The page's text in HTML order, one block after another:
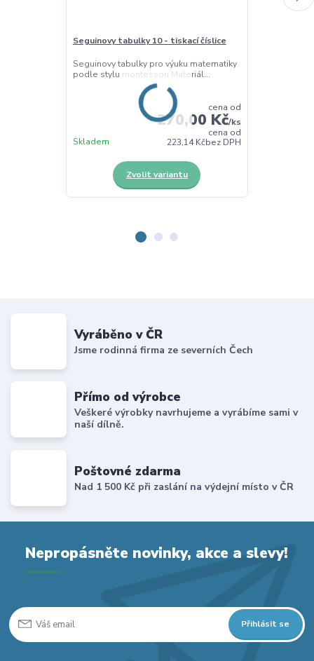
Seguinovy tabulky 10 - tiskací číslice
Seguinovy tabulky pro výuku matematiky
podle stylu montessori Materiál...
cena od
270,00 Kč/ks
cena od
223,14 Kčbez DPH
Skladem
Zvolit variantu
Vyráběno v ČR
Jsme rodinná firma ze severních Čech
Přímo od výrobce
Veškeré výrobky navrhujeme a vyrábíme sami v
naší dílně.
Poštovné zdarma
Nad 1 500 Kč při zaslání na výdejní místo v ČR
Nepropásněte novinky, akce a slevy!
Přihlásit se